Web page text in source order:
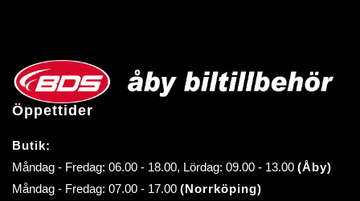
Öppettider
Butik:
Måndag - Fredag: 06.00 - 18.00, Lördag: 09.00 - 13.00 (Åby)
Måndag - Fredag: 07.00 - 17.00 (Norrköping)